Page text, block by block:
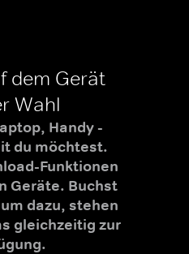
dem Gerät
Wahl
Handy -
du möchtest.
Funktionen
Geräte. Buchst
dazu, stehen
gleichzeitig zur